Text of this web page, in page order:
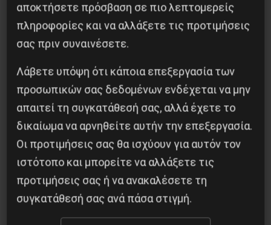
Αντιφασιστικός Σεπτέμβρης 2026
9 Αυγούστου 2026
αποκτήσετε πρόσβαση σε πιο λεπτομερείς
πληροφορίες και να αλλάξετε τις προτιμήσεις
σας πριν συναινέσετε.
Λάβετε υπόψη ότι κάποια επεξεργασία των
προσωπικών σας δεδομένων ενδέχεται να μην
απαιτεί τη συγκατάθεσή σας, αλλά έχετε το
δικαίωμα να αρνηθείτε αυτήν την επεξεργασία.
Οι προτιμήσεις σας θα ισχύουν για αυτόν τον
ιστότοπο και μπορείτε να αλλάξετε τις
προτιμήσεις σας ή να ανακαλέσετε τη
συγκατάθεσή σας ανά πάσα στιγμή.